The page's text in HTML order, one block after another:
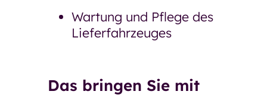
Wartung und Pflege des
Lieferfahrzeuges
Das bringen Sie mit